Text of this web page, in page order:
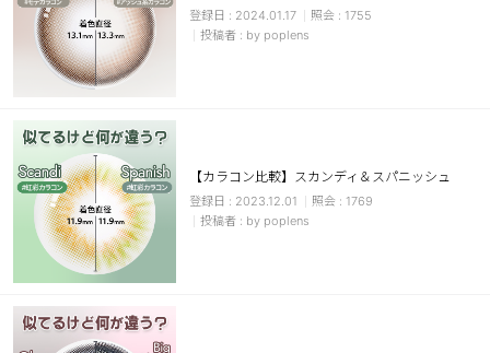
ハロウィンカラコン
ケア用品
レビュー
EYEしてる
総合掲示板
カスタマーサービス
2024.01.17
1755
by poplens
【カラコン比較】スカンディ＆スパニッシュ
2023.12.01
1769
by poplens